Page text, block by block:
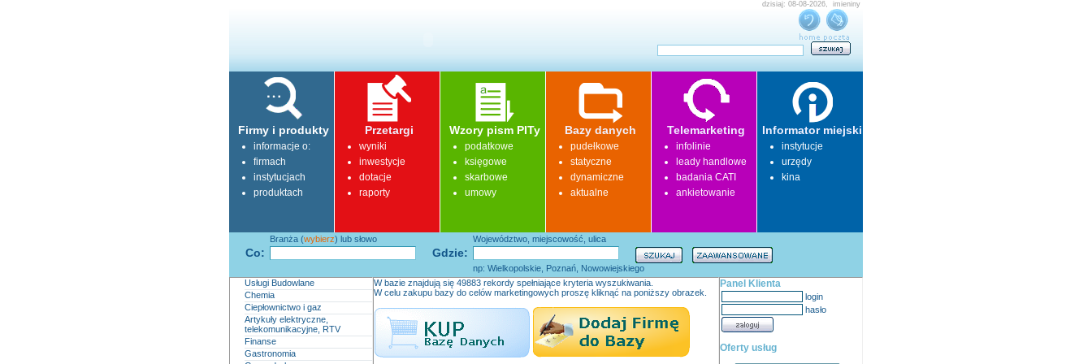
dzisiaj: 08-08-2026, imieniny
Firmy i produkty
informacje o:
firmach
instytucjach
produktach
Przetargi
wyniki
inwestycje
dotacje
raporty
Wzory pism PITy
podatkowe
księgowe
skarbowe
umowy
Bazy danych
pudełkowe
statyczne
dynamiczne
aktualne
Telemarketing
infolinie
leady handlowe
badania CATI
ankietowanie
Informator miejski
instytucje
urzędy
kina
Co: Gdzie:
Branża (wybierz) lub słowo Województwo, miejscowość, ulica
np: Wielkopolskie, Poznań, Nowowiejskiego
Usługi Budowlane
Chemia
Ciepłownictwo i gaz
Artykuły elektryczne,
telekomunikacyjne, RTV
Finanse
Gastronomia
W bazie znajdują się 49883 rekordy spełniające kryteria wyszukiwania.
W celu zakupu bazy do celów marketingowych proszę kliknąć na poniższy obrazek.
Panel Klienta
login
hasło
Oferty usług